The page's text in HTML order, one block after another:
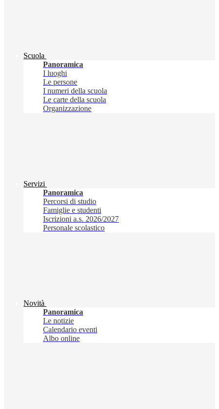
Scuola
Panoramica
I luoghi
Le persone
I numeri della scuola
Le carte della scuola
Organizzazione
Servizi
Panoramica
Percorsi di studio
Famiglie e studenti
Iscrizioni a.s. 2026/2027
Personale scolastico
Novità
Panoramica
Le notizie
Calendario eventi
Albo online